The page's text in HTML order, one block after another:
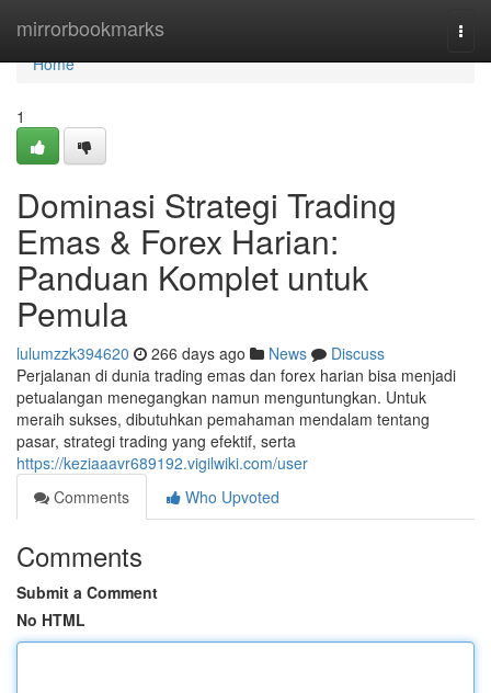
mirrorbookmarks
Home
Home
1
Dominasi Strategi Trading
Emas & Forex Harian:
Panduan Komplet untuk
Pemula
lulumzzk394620 266 days ago News
Discuss
Perjalanan di dunia trading emas dan forex harian bisa menjadi
petualangan menegangkan namun menguntungkan. Untuk
meraih sukses, dibutuhkan pemahaman mendalam tentang
pasar, strategi trading yang efektif, serta
https://keziaaavr689192.vigilwiki.com/user
Comments
Who Upvoted
Comments
Submit a Comment
No HTML